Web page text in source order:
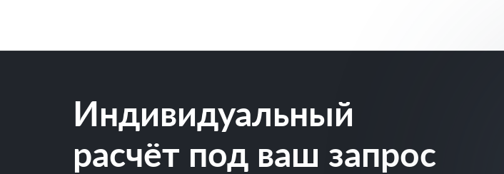
Индивидуальный
расчёт под ваш запрос